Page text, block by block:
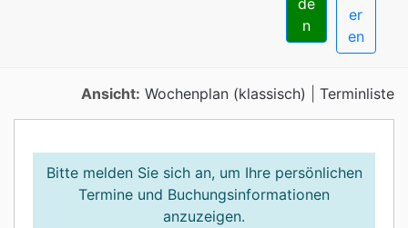
de
n
er
en
Ansicht: Wochenplan (klassisch) Terminliste
Bitte melden Sie sich an, um Ihre persönlichen
Termine und Buchungsinformationen
anzuzeigen.